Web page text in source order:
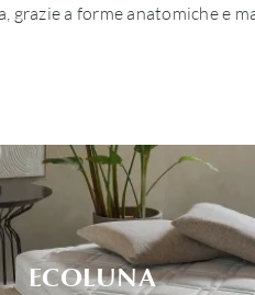
grazie a forme anatomiche e
ECOLUNA